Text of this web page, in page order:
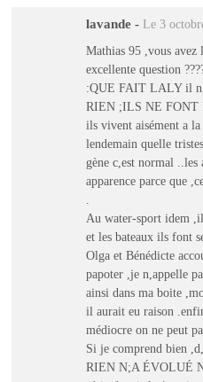
lavande - Le 3
Mathias 95 ,vous avez
excellente question
:QUE FAIT LALY il
RIEN ;ILS NE FONT
ils vivent aisément a
lendemain quelle
gène c,est normal ..les
apparence parce que
Au water-sport idem
et les bateaux ils font
Olga et Bénédicte
papoter ,je n,appelle
ainsi dans ma boite
il aurait eu raison
médiocre on ne peut
Si je comprend bien
RIEN N;A ÉVOLUÉ